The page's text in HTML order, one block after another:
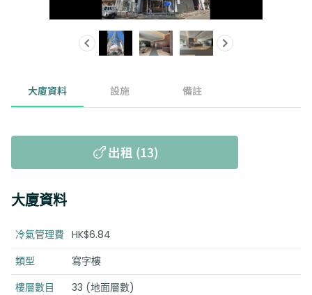
大廈資料 設施 備註
出租 (13)
大廈資料
冷氣管理費 HK$6.84
類型
寫字樓
樓層數目
33 (地面層數)